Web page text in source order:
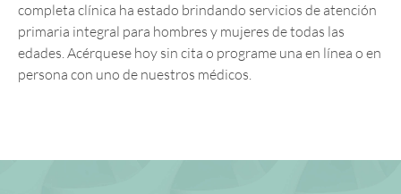
completa clínica ha estado brindando servicios de atención
primaria integral para hombres y mujeres de todas las
edades. Acérquese hoy sin cita o programe una en línea o en
persona con uno de nuestros médicos.